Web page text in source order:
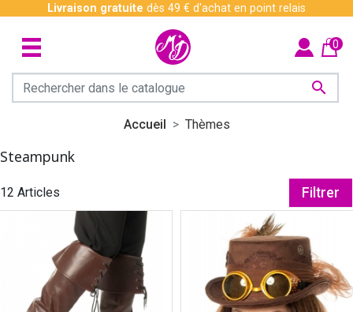
Livraison gratuite dès 49 € d'achat en point relais

0
Accueil Thèmes
Steampunk
12 Articles Filtrer